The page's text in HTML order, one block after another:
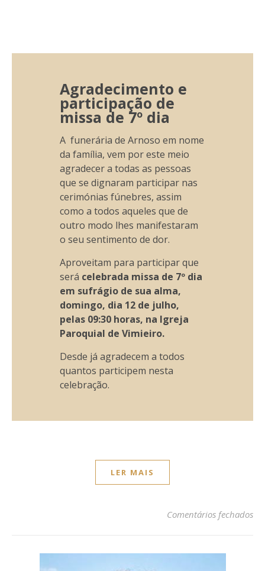
Agradecimento e
participação de
missa de 7º dia
A funerária de Arnoso em nome
da família, vem por este meio
agradecer a todas as pessoas
que se dignaram participar nas
cerimónias fúnebres, assim
como a todos aqueles que de
outro modo lhes manifestaram
o seu sentimento de dor.
Aproveitam para participar que
será celebrada missa de 7º dia
em sufrágio de sua alma,
domingo, dia 12 de julho,
pelas 09:30 horas, na Igreja
Paroquial de Vimieiro.
Desde já agradecem a todos
quantos participem nesta
celebração.
LER MAIS
Comentários fechados